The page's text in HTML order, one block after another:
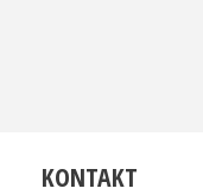
KONTAKT